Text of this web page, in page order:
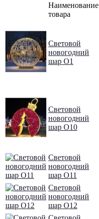
Наименование
товара
Световой
новогодний
шар O1
Световой
новогодний
шар O10
Световой
новогодний
шар O11
Световой
новогодний
шар O12